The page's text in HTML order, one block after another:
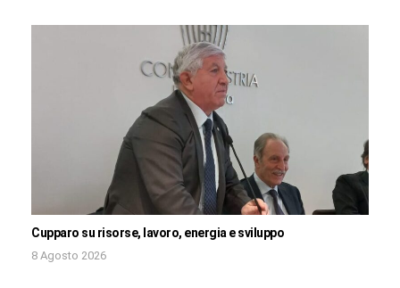
Cupparo su risorse, lavoro, energia e sviluppo
8 Agosto 2026